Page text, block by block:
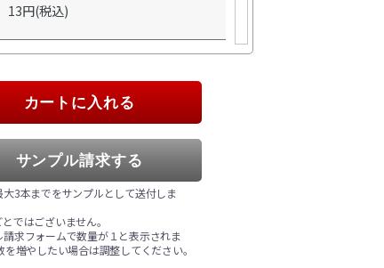
13円(税込)
ップ／シルバー ト
リプル
13円(税込)
４３ＲＴＳ－Ｄキャ
ップ／ブロンズ ト
リプル
14円(税込)
カートに入れる
サンプル請求する
大3本までをサンプルとして送付しま
ではございません。
請求フォームで数量が１と表示されま
を増やしたい場合は調整してください。